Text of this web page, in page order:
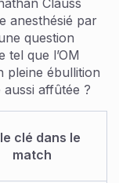
Clauss
anesthésié par
question
que l’OM
pleine ébullition
aussi affûtée ?
clé dans le
match